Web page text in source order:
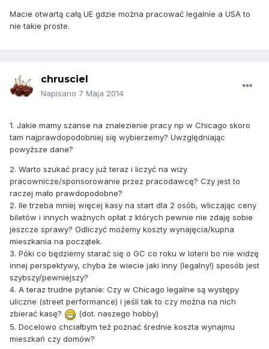
Macie otwartą całą UE gdzie można pracować legalnie a USA to
nie takie proste.
chrusciel
Napisano 7 Maja 2014
1. Jakie mamy szanse na znalezienie pracy np w Chicago skoro
tam najprawdopodobniej się wybierzemy? Uwzględniając
powyższe dane?
2. Warto szukać pracy już teraz i liczyć na wizy
pracownicze/sponsorowanie przez pracodawcę? Czy jest to
raczej mało prawdopodobne?
2. Ile trzeba mniej więcej kasy na start dla 2 osób, wliczając ceny
biletów i innych ważnych opłat z których pewnie nie zdaję sobie
jeszcze sprawy? Odliczyć możemy koszty wynajęcia/kupna
mieszkania na początek.
3. Póki co będziemy starać się o GC co roku w loterii bo nie widzę
innej perspektywy, chyba że wiecie jaki inny (legalny!) sposób jest
szybszy/pewniejszy?
4. A teraz trudne pytanie: Czy w Chicago legalne są występy
uliczne (street performance) i jeśli tak to czy można na nich
zbierać kasę?
(dot. naszego hobby)
5. Docelowo chciałbym też poznać średnie koszta wynajmu
mieszkań czy domów?